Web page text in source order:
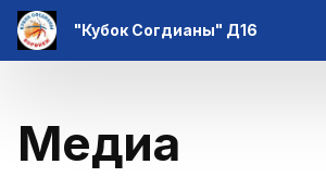
"Кубок Согдианы" Д16
Медиа